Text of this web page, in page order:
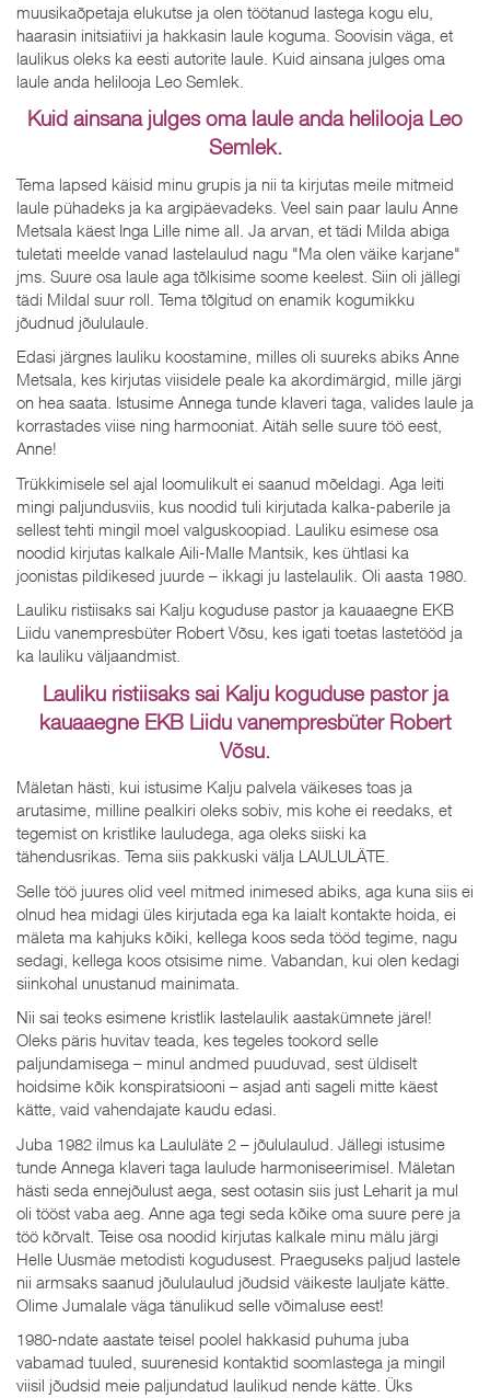
muusikaõpetaja elukutse ja olen töötanud lastega kogu elu,
haarasin initsiatiivi ja hakkasin laule koguma. Soovisin väga, et
laulikus oleks ka eesti autorite laule. Kuid ainsana julges oma
laule anda helilooja Leo Semlek.
Kuid ainsana julges oma laule anda helilooja Leo
Semlek.
Tema lapsed käisid minu grupis ja nii ta kirjutas meile mitmeid
laule pühadeks ja ka argipäevadeks. Veel sain paar laulu Anne
Metsala käest Inga Lille nime all. Ja arvan, et tädi Milda abiga
tuletati meelde vanad lastelaulud nagu "Ma olen väike karjane"
jms. Suure osa laule aga tõlkisime soome keelest. Siin oli jällegi
tädi Mildal suur roll. Tema tõlgitud on enamik kogumikku
jõudnud jõululaule.
Edasi järgnes lauliku koostamine, milles oli suureks abiks Anne
Metsala, kes kirjutas viisidele peale ka akordimärgid, mille järgi
on hea saata. Istusime Annega tunde klaveri taga, valides laule ja
korrastades viise ning harmooniat. Aitäh selle suure töö eest,
Anne!
Trükkimisele sel ajal loomulikult ei saanud mõeldagi. Aga leiti
mingi paljundusviis, kus noodid tuli kirjutada kalka-paberile ja
sellest tehti mingil moel valguskoopiad. Lauliku esimese osa
noodid kirjutas kalkale Aili-Malle Mantsik, kes ühtlasi ka
joonistas pildikesed juurde – ikkagi ju lastelaulik. Oli aasta 1980.
Lauliku ristiisaks sai Kalju koguduse pastor ja kauaaegne EKB
Liidu vanempresbüter Robert Võsu, kes igati toetas lastetööd ja
ka lauliku väljaandmist.
Lauliku ristiisaks sai Kalju koguduse pastor ja
kauaaegne EKB Liidu vanempresbüter Robert
Võsu.
Mäletan hästi, kui istusime Kalju palvela väikeses toas ja
arutasime, milline pealkiri oleks sobiv, mis kohe ei reedaks, et
tegemist on kristlike lauludega, aga oleks siiski ka
tähendusrikas. Tema siis pakkuski välja LAULULÄTE.
Selle töö juures olid veel mitmed inimesed abiks, aga kuna siis ei
olnud hea midagi üles kirjutada ega ka laialt kontakte hoida, ei
mäleta ma kahjuks kõiki, kellega koos seda tööd tegime, nagu
sedagi, kellega koos otsisime nime. Vabandan, kui olen kedagi
siinkohal unustanud mainimata.
Nii sai teoks esimene kristlik lastelaulik aastakümnete järel!
Oleks päris huvitav teada, kes tegeles tookord selle
paljundamisega – minul andmed puuduvad, sest üldiselt
hoidsime kõik konspiratsiooni – asjad anti sageli mitte käest
kätte, vaid vahendajate kaudu edasi.
Juba 1982 ilmus ka Laululäte 2 – jõululaulud. Jällegi istusime
tunde Annega klaveri taga laulude harmoniseerimisel. Mäletan
hästi seda ennejõulust aega, sest ootasin siis just Leharit ja mul
oli tööst vaba aeg. Anne aga tegi seda kõike oma suure pere ja
töö kõrvalt. Teise osa noodid kirjutas kalkale minu mälu järgi
Helle Uusmäe metodisti kogudusest. Praeguseks paljud lastele
nii armsaks saanud jõululaulud jõudsid väikeste lauljate kätte.
Olime Jumalale väga tänulikud selle võimaluse eest!
1980-ndate aastate teisel poolel hakkasid puhuma juba
vabamad tuuled, suurenesid kontaktid soomlastega ja mingil
viisil jõudsid meie paljundatud laulikud nende kätte. Üks